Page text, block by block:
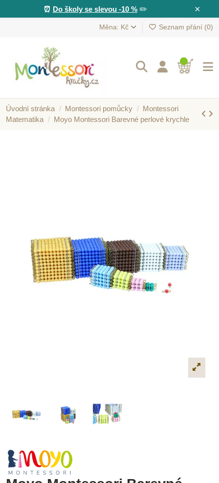
×
⏰ Do školy se slevou -10 %✏️
Měna: Kč Seznam přání (0)
Úvodní stránka Montessori pomůcky
Montessori
Matematika
Moyo Montessori Barevné perlové krychle